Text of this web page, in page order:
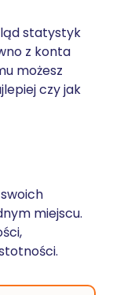
statystyk
z konta
możesz
czy jak
miejscu.